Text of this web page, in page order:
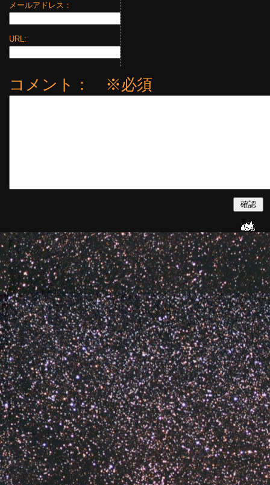
メールアドレス：
URL:
コメント： ※必須